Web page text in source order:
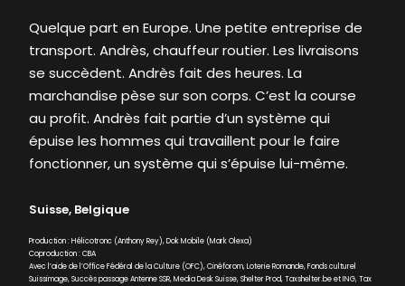
Quelque part en Europe. Une petite entreprise de
transport. Andrès, chauffeur routier. Les livraisons
se succèdent. Andrès fait des heures. La
marchandise pèse sur son corps. C’est la course
au profit. Andrès fait partie d’un système qui
épuise les hommes qui travaillent pour le faire
fonctionner, un système qui s’épuise lui-même.
Suisse, Belgique
Production : Hélicotronc (Anthony Rey), Dok Mobile (Mark Olexa)
Coproduction : CBA
Avec l’aide de l’Office Fédéral de la Culture (OFC), Cinéforom, Loterie Romande, Fonds culturel
Suissimage, Succès passage Antenne SSR, Media Desk Suisse, Shelter Prod, Taxshelter.be et ING, Tax